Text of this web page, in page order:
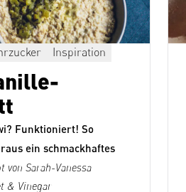
Inspiration
Funktioniert! So
ein schmackhaftes
von Sarah-Vanessa
& Vinegar